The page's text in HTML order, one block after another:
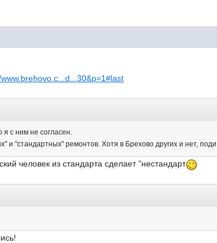
я с ним не согласен.
и "стандартных" ремонтов. Хотя в Брехово других и нет,
человек из стандарта сделает "нестандарт